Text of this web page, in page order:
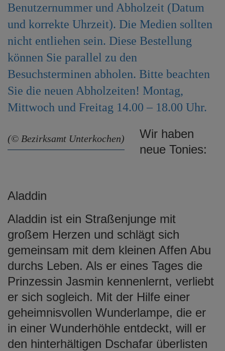
Benutzernummer und Abholzeit (Datum
und korrekte Uhrzeit). Die Medien sollten
nicht entliehen sein. Diese Bestellung
können Sie parallel zu den
Besuchsterminen abholen. Bitte beachten
Sie die neuen Abholzeiten! Montag,
Mittwoch und Freitag 14.00 – 18.00 Uhr.
(© Bezirksamt Unterkochen)
Wir haben
neue Tonies:
Aladdin
Aladdin ist ein Straßenjunge mit
großem Herzen und schlägt sich
gemeinsam mit dem kleinen Affen Abu
durchs Leben. Als er eines Tages die
Prinzessin Jasmin kennenlernt, verliebt
er sich sogleich. Mit der Hilfe einer
geheimnisvollen Wunderlampe, die er
in einer Wunderhöhle entdeckt, will er
den hinterhältigen Dschafar überlisten